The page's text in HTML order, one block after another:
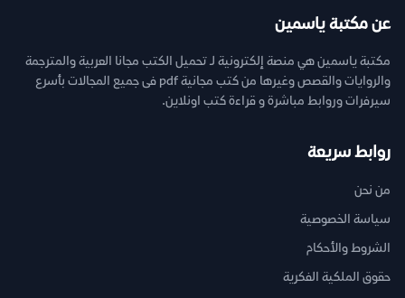
عن مكتبة ياسمين
مكتبة ياسمين هي منصة إلكترونية لـ تحميل الكتب مجانا العربية والمترجمة
والروايات والقصص وغيرها من كتب مجانية pdf فى جميع المجالات بأسرع
سيرفرات وروابط مباشرة و قراءة كتب اونلاين.
روابط سريعة
من نحن
سياسة الخصوصية
الشروط والأحكام
حقوق الملكية الفكرية